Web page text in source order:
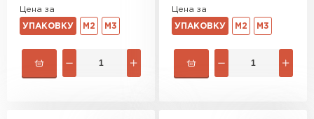
Цена за
УПАКОВКУ М2 М3
Цена за
УПАКОВКУ М2 М3